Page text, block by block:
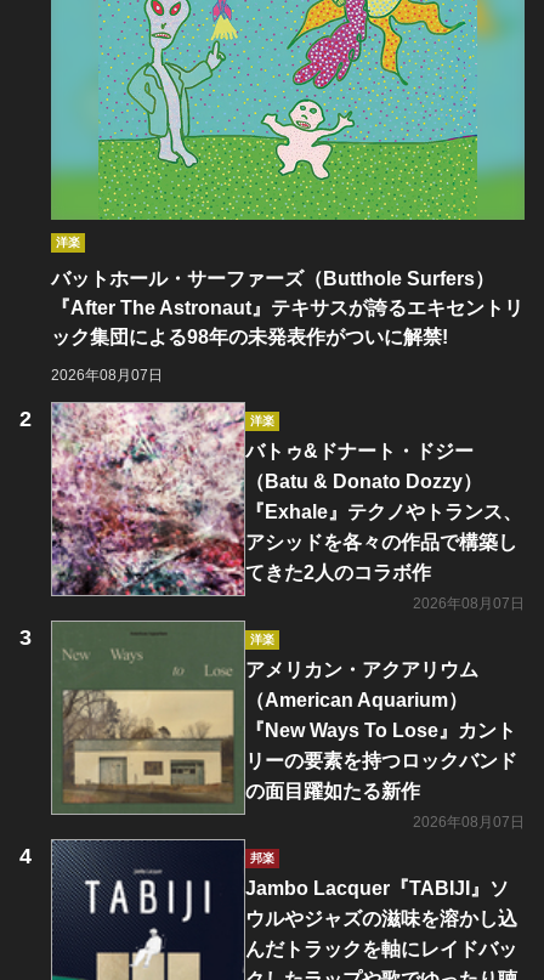
洋楽
バットホール・サーファーズ（Butthole Surfers）
『After The Astronaut』テキサスが誇るエキセントリ
ック集団による98年の未発表作がついに解禁!
2026年08月07日
洋楽
バトゥ&ドナート・ドジー
（Batu & Donato Dozzy）
『Exhale』テクノやトランス、
アシッドを各々の作品で構築し
てきた2人のコラボ作
2026年08月07日
洋楽
アメリカン・アクアリウム
（American Aquarium）
『New Ways To Lose』カント
リーの要素を持つロックバンド
の面目躍如たる新作
2026年08月07日
邦楽
Jambo Lacquer『TABIJI』ソ
ウルやジャズの滋味を溶かし込
んだトラックを軸にレイドバッ